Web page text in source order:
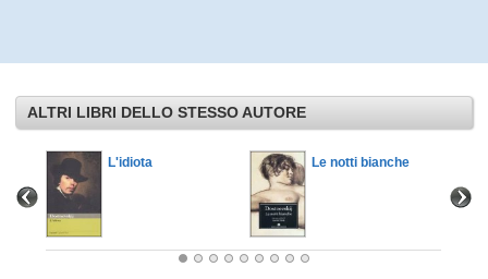
ALTRI LIBRI DELLO STESSO AUTORE
L'idiota Le notti bianche